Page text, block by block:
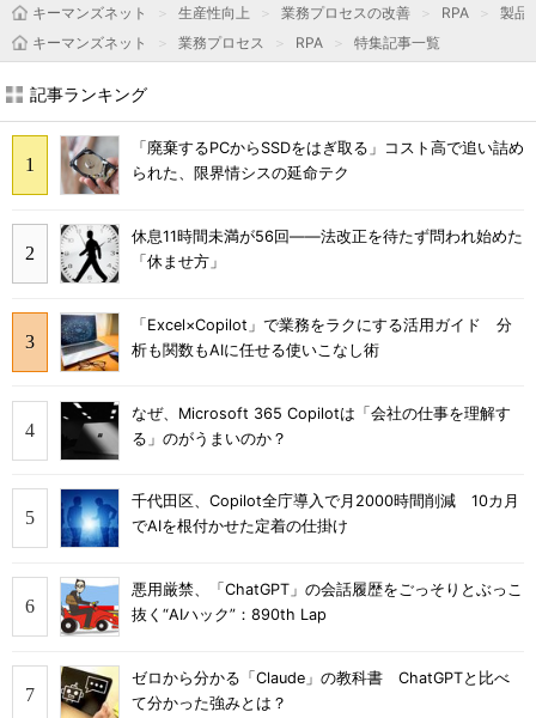
キーマンズネット 生産性向上 業務プロセスの改善 RPA
製品
キーマンズネット
業務プロセス RPA 特集記事一覧
記事ランキング
「廃棄するPCからSSDをはぎ取る」コスト高で追い詰め
られた、限界情シスの延命テク
休息11時間未満が56回――法改正を待たず問われ始めた
「休ませ方」
「Excel×Copilot」で業務をラクにする活用ガイド 分
析も関数もAIに任せる使いこなし術
なぜ、Microsoft 365 Copilotは「会社の仕事を理解す
る」のがうまいのか？
千代田区、Copilot全庁導入で月2000時間削減 10カ月
でAIを根付かせた定着の仕掛け
悪用厳禁、「ChatGPT」の会話履歴をごっそりとぶっこ
抜く“AIハック”：890th Lap
ゼロから分かる「Claude」の教科書 ChatGPTと比べ
て分かった強みとは？